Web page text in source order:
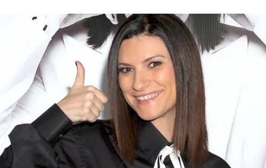
CONCORSI
EVENTI
VIDEO
TV
PRINCIPATO